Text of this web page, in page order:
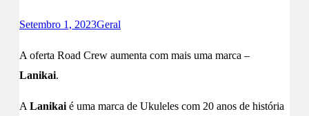
Setembro 1, 2023Geral
A oferta Road Crew aumenta com mais uma marca –
Lanikai.
A Lanikai é uma marca de Ukuleles com 20 anos de história